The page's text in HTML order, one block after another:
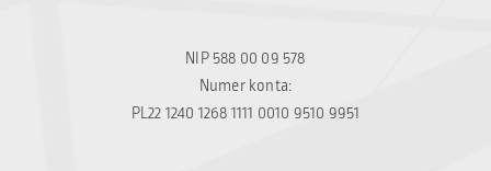
NIP 588 00 09 578
Numer konta:
PL22 1240 1268 1111 0010 9510 9951